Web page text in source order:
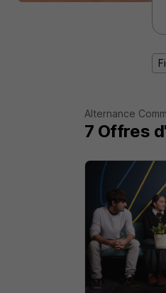
Alternance
7 Offres